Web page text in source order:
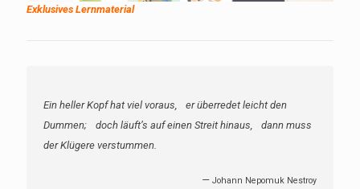
Exklusives Lernmaterial
Ein heller Kopf hat viel voraus, er überredet leicht den
Dummen; doch läuft’s auf einen Streit hinaus, dann muss
der Klügere verstummen.
—Johann Nepomuk Nestroy